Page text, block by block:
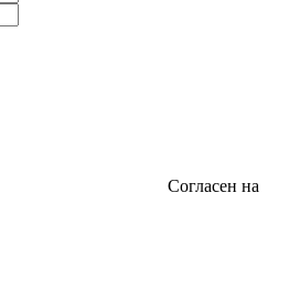
Согласен на